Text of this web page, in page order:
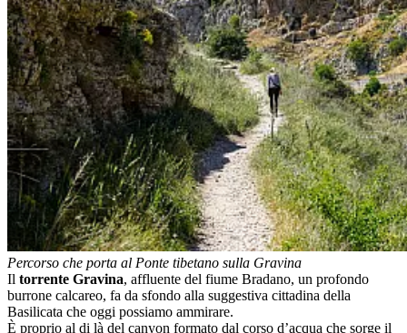
Percorso che porta al Ponte tibetano sulla Gravina
Il torrente Gravina, affluente del fiume Bradano, un profondo
burrone calcareo, fa da sfondo alla suggestiva cittadina della
Basilicata che oggi possiamo ammirare.
È proprio al di là del canyon formato dal corso d’acqua che sorge il